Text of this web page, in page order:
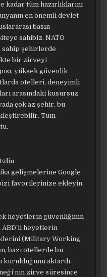
tüm hazırlıklarını
en önemli devlet
basın
sahibiz. NATO
sahip şehirlerde
bir zirveyi
yüksek güvenlik
otelleri, deneyimli
arasındaki kusursuz
çok az şehir, bu
Tüm
gelişmelerine Google
favorilerinize ekleyin.
heyetlerin güvenliğinin
ABD’li heyetlerin
(Military Working
bazı otellerde bu
kurulduğunu aktardı.
zirve süresince